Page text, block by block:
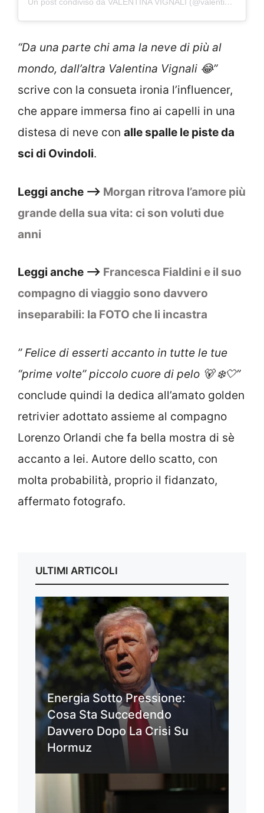
“Da una parte chi ama la neve di più al
mondo, dall’altra Valentina Vignali 😂”
scrive con la consueta ironia l’influencer,
che appare immersa fino ai capelli in una
distesa di neve con alle spalle le piste da
sci di Ovindoli.
Leggi anche –> Morgan ritrova l’amore più
grande della sua vita: ci son voluti due
anni
Leggi anche –> Francesca Fialdini e il suo
compagno di viaggio sono davvero
inseparabili: la FOTO che li incastra
” Felice di esserti accanto in tutte le tue
“prime volte” piccolo cuore di pelo 🐻 ❄️🤍”
conclude quindi la dedica all’amato golden
retrivier adottato assieme al compagno
Lorenzo Orlandi che fa bella mostra di sè
accanto a lei. Autore dello scatto, con
molta probabilità, proprio il fidanzato,
affermato fotografo.
ULTIMI ARTICOLI
Energia Sotto Pressione:
Cosa Sta Succedendo
Davvero Dopo La Crisi Su
Hormuz